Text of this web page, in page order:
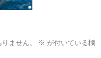
ません。 ※ が付いている欄